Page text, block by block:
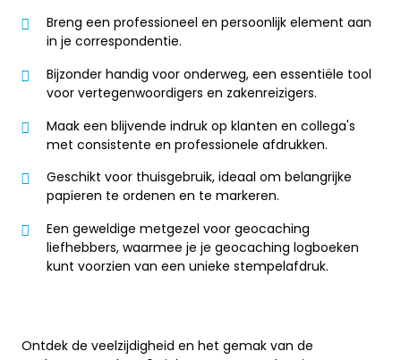
Breng een professioneel en persoonlijk element aan
in je correspondentie.
Bijzonder handig voor onderweg, een essentiële tool
voor vertegenwoordigers en zakenreizigers.
Maak een blijvende indruk op klanten en collega's
met consistente en professionele afdrukken.
Geschikt voor thuisgebruik, ideaal om belangrijke
papieren te ordenen en te markeren.
Een geweldige metgezel voor geocaching
liefhebbers, waarmee je je geocaching logboeken
kunt voorzien van een unieke stempelafdruk.
Ontdek de veelzijdigheid en het gemak van de